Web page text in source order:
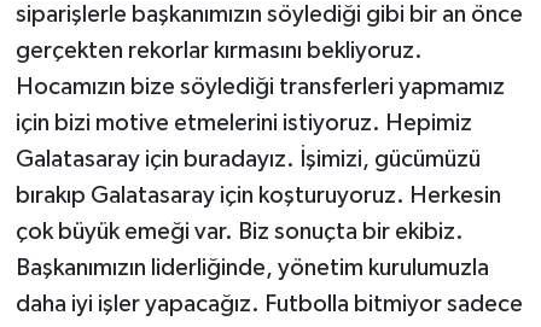
siparişlerle başkanımızın söylediği gibi bir an önce
gerçekten rekorlar kırmasını bekliyoruz.
Hocamızın bize söylediği transferleri yapmamız
için bizi motive etmelerini istiyoruz. Hepimiz
Galatasaray için buradayız. İşimizi, gücümüzü
bırakıp Galatasaray için koşturuyoruz. Herkesin
çok büyük emeği var. Biz sonuçta bir ekibiz.
Başkanımızın liderliğinde, yönetim kurulumuzla
daha iyi işler yapacağız. Futbolla bitmiyor sadece